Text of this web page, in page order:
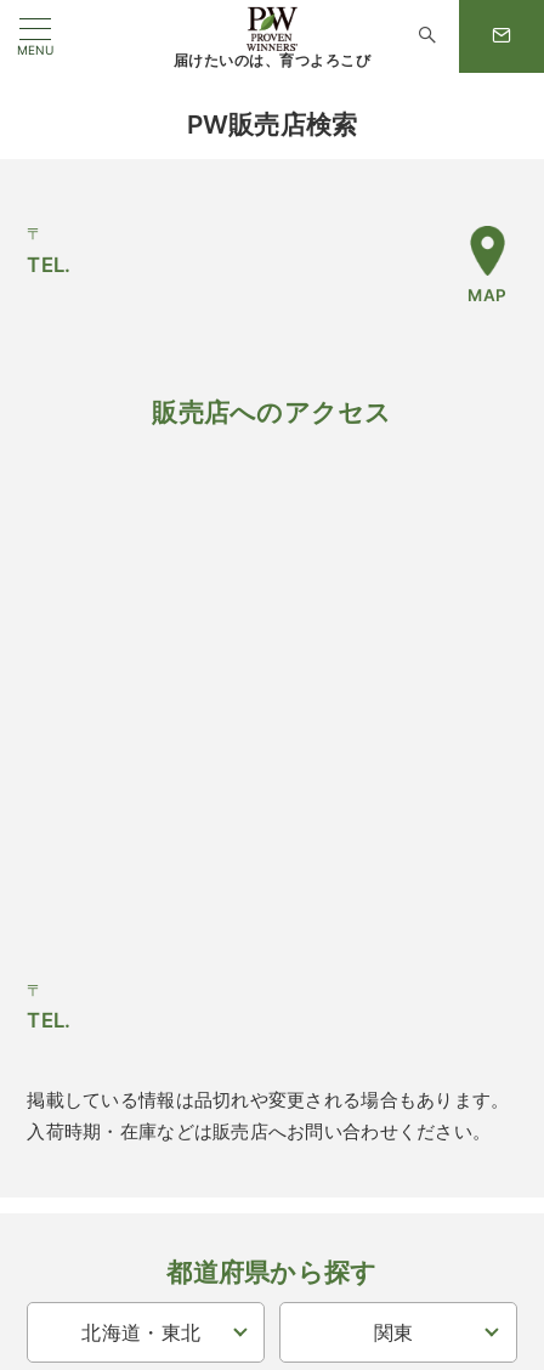
MENU
届けたいのは、育つよろこび
PW販売店検索
〒
TEL.
MAP
販売店へのアクセス
〒
TEL.
掲載している情報は品切れや変更される場合もあります。
入荷時期・在庫などは販売店へお問い合わせください。
都道府県から探す
北海道・東北 関東